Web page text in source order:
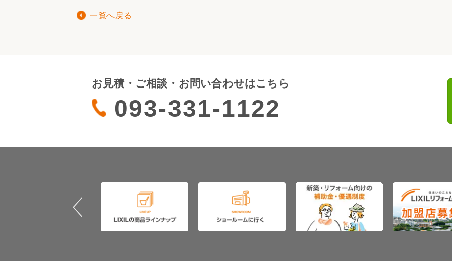
一覧へ戻る
お見積・ご相談・お問い合わせはこちら
093-331-1122